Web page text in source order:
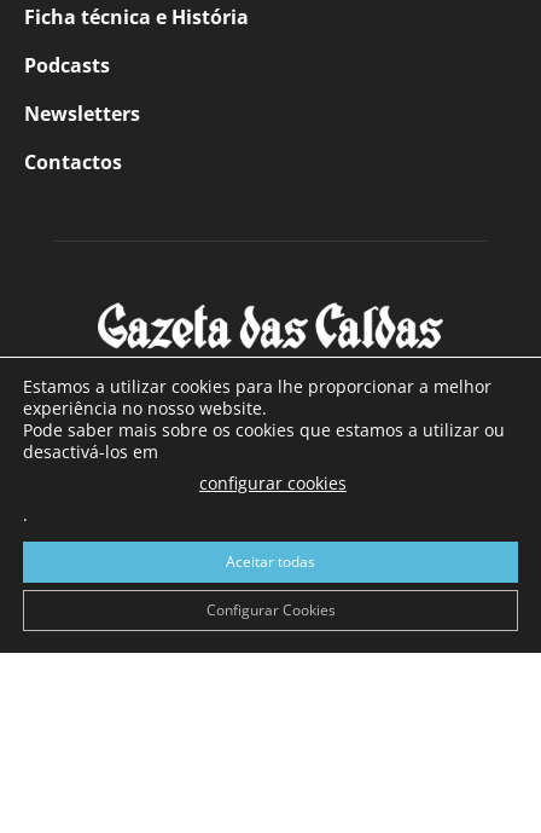
Ficha técnica e História
Podcasts
Newsletters
Contactos
SOBRE NÓS
Com sede nas Caldas da Rainha e mais de 90 anos de
a sul de distrito de Leiria, com mais de 40.000 leitores por
toda a região Oeste. Jornal com distribuição em Portugal
Continental e assinatura online.
Estamos a utilizar cookies para lhe proporcionar a melhor
experiência no nosso website.
Pode saber mais sobre os cookies que estamos a utilizar ou
desactivá-los em
configurar cookies
.
Aceitar todas
Configurar Cookies